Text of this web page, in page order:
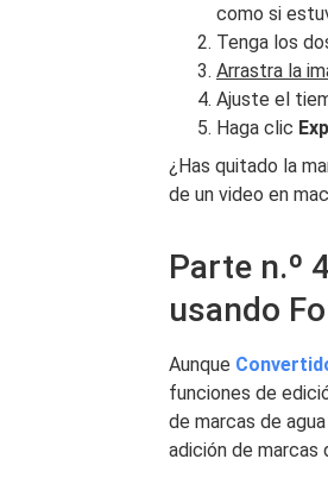
como si
Tenga los
Arrastra la
Ajuste el
Haga clic
¿Has quitado la
de un video en
Parte n.º
usando
Aunque
funciones de
de marcas de
adición de marcas